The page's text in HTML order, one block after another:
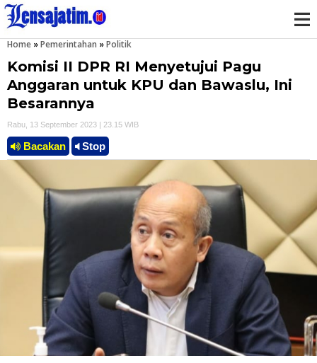
Home »Pemerintahan »Politik
Komisi II DPR RI Menyetujui Pagu
Anggaran untuk KPU dan Bawaslu, Ini
Besarannya
Rabu, 13 September 2023 | 23.15 WIB
Bacakan Stop